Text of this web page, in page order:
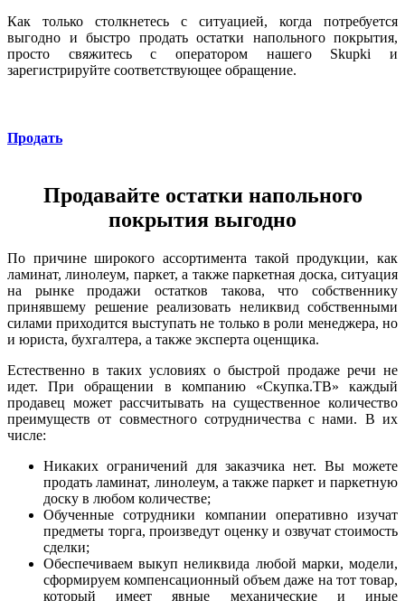
Как только столкнетесь с ситуацией, когда потребуется
выгодно и быстро продать остатки напольного покрытия,
просто свяжитесь с оператором нашего Skupki и
зарегистрируйте соответствующее обращение.
Продать
Продавайте остатки напольного
покрытия выгодно
По причине широкого ассортимента такой продукции, как
ламинат, линолеум, паркет, а также паркетная доска, ситуация
на рынке продажи остатков такова, что собственнику
принявшему решение реализовать неликвид собственными
силами приходится выступать не только в роли менеджера, но
и юриста, бухгалтера, а также эксперта оценщика.
Естественно в таких условиях о быстрой продаже речи не
идет. При обращении в компанию «Скупка.ТВ» каждый
продавец может рассчитывать на существенное количество
преимуществ от совместного сотрудничества с нами. В их
числе:
Никаких ограничений для заказчика нет. Вы можете
продать ламинат, линолеум, а также паркет и паркетную
доску в любом количестве;
Обученные сотрудники компании оперативно изучат
предметы торга, произведут оценку и озвучат стоимость
сделки;
Обеспечиваем выкуп неликвида любой марки, модели,
сформируем компенсационный объем даже на тот товар,
который имеет явные механические и иные